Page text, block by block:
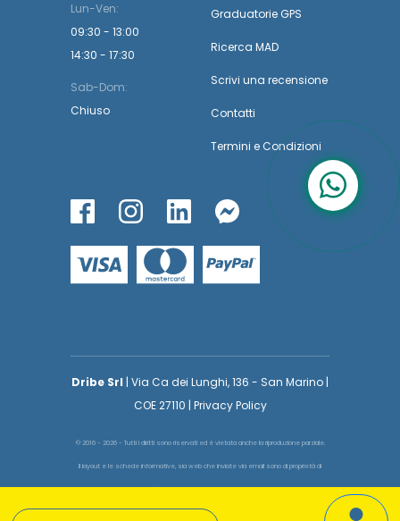
Lun-Ven:
09:30 - 13:00
14:30 - 17:30
Sab-Dom:
Chiuso
Graduatorie GPS
Ricerca MAD
Scrivi una recensione
Contatti
Termini e Condizioni
Dribe Srl | Via Ca dei Lunghi, 136 - San Marino |
COE 27110 | Privacy Policy
© 2016 - 2026 - Tutti i diritti sono riservati ed è vietata anche la riproduzione parziale.
Il layout e le schede informative, sia web che inviate via email sono di proprietà di
voglioinsegnare.it pertanto è fatto assoluto divieto replicare o copiare parte del layout
e dei contenuti